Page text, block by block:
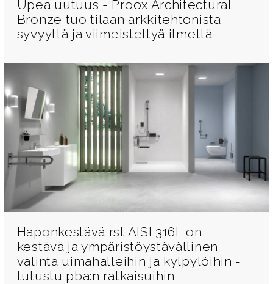
Upea uutuus - Proox Architectural
Bronze tuo tilaan arkkitehtonista
syvyyttä ja viimeisteltyä ilmettä
Haponkestävä rst AISI 316L on
kestävä ja ympäristöystävällinen
valinta uimahalleihin ja kylpylöihin -
tutustu pba:n ratkaisuihin